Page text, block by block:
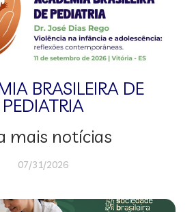
BRASILEIRA DE
PEDIATRIA
mais notícias
07/31/2026